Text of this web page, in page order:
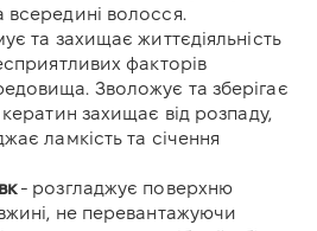
всередині волосся.
та захищає життєдіяльність
факторів
Зволожує та зберігає
кератин захищає від розпаду,
ламкість та січення
- розгладжує поверхню
не перевантажуючи